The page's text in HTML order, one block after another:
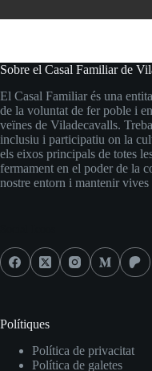
Sobre el Casal Familiar de
El Casal Familiar és una
de la voluntat de fer poble i
veïnes de Viladecavalls.
inclusiu i participatiu on la
els eixos principals de totes
fermament en el poder de la
nostre entorn i mantenir vives
Polítiques
Política de privacitat
Política de galetes